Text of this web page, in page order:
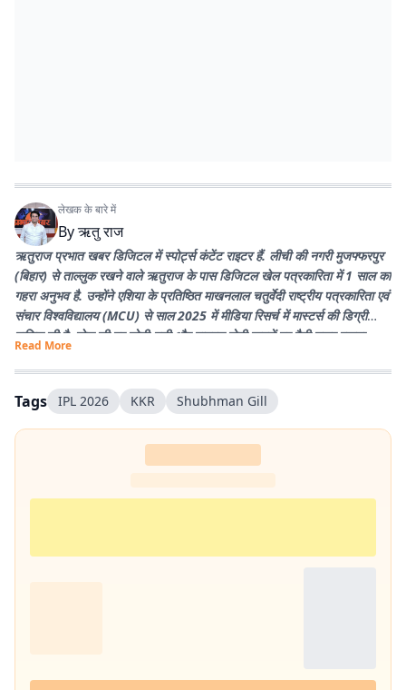
लेखक के बारे में
Byऋतु राज
ऋतुराज प्रभात खबर डिजिटल में स्पोर्ट्स कंटेंट राइटर हैं. लीची की नगरी मुजफ्फरपुर
(बिहार) से ताल्लुक रखने वाले ऋतुराज के पास डिजिटल खेल पत्रकारिता में 1 साल का
गहरा अनुभव है. उन्होंने एशिया के प्रतिष्ठित माखनलाल चतुर्वेदी राष्ट्रीय पत्रकारिता एवं
संचार विश्वविद्यालय (MCU) से साल 2025 में मीडिया रिसर्च में मास्टर्स की डिग्री
हासिल की है. खेल की हर छोटी-बड़ी और वायरल होती खबरों पर पैनी नजर रखना
उनकी खासियत है. उनका मुख्य लक्ष्य प्रभात खबर के पाठकों तक खेल जगत की हर
सटीक और विश्लेषण से भरी खबर सबसे पहले पहुंचाना है. पढ़ने और क्रिकेट खेलने के
शौकीन ऋतुराज खेल को सिर्फ कवर नहीं करते, बल्कि उसकी बारीकियों को जीते हैं.
Read More
Tags IPL 2026 KKR Shubhman Gill